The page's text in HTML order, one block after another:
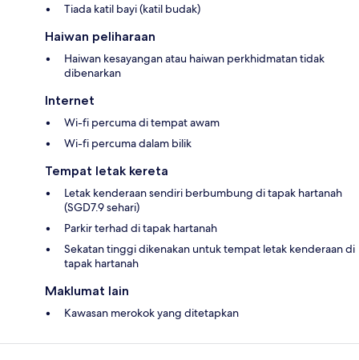
Tiada katil bayi (katil budak)
Haiwan peliharaan
Haiwan kesayangan atau haiwan perkhidmatan tidak
dibenarkan
Internet
Wi-fi percuma di tempat awam
Wi-fi percuma dalam bilik
Tempat letak kereta
Letak kenderaan sendiri berbumbung di tapak hartanah
(SGD7.9 sehari)
Parkir terhad di tapak hartanah
Sekatan tinggi dikenakan untuk tempat letak kenderaan di
tapak hartanah
Maklumat lain
Kawasan merokok yang ditetapkan